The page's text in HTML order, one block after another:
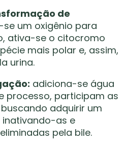
de
um oxigênio para
ativa-se o citocromo
mais polar e, assim,
urina.
adiciona-se água
processo, participam as
adquirir um
inativando-as e
pela bile.